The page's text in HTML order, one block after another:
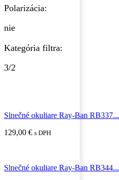
Polarizácia:
nie
Kategória filtra:
3/2
Slnečné okuliare Ray-Ban RB337...
129,00 € s DPH
Slnečné okuliare Ray-Ban RB344...